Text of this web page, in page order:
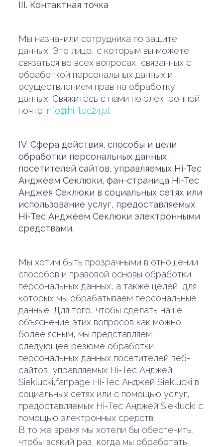
III. Контактная точка
Мы назначили сотрудника по защите
данных. Это лицо, с которым вы можете
связаться во всех вопросах, связанных с
обработкой персональных данных и
осуществлением прав на обработку
данных. Свяжитесь с нами по электронной
почте info@hi-tec24.pl
IV. Сфера действия, способы и цели
обработки персональных данных
посетителей сайтов, управляемых Hi-Tec
Анджеем Секлюки, фан-страница Hi-Tec
Анджея Секлюки в социальных сетях или
использование услуг, предоставляемых
Hi-Tec Анджеем Секлюки электронными
средствами.
Мы хотим быть прозрачными в отношении
способов и правовой основы обработки
персональных данных, а также целей, для
которых мы обрабатываем персональные
данные. Для того, чтобы сделать наше
объяснение этих вопросов как можно
более ясным, мы представляем
следующее резюме обработки
персональных данных посетителей веб-
сайтов, управляемых Hi-Tec Анджей
Sieklucki,fanpage Hi-Tec Анджей Sieklucki в
социальных сетях или с помощью услуг,
предоставляемых Hi-Tec Анджей Sieklucki с
помощью электронных средств.
В то же время мы хотели бы обеспечить,
чтобы всякий раз, когда мы обработать